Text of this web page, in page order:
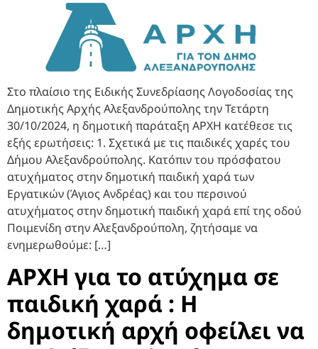
Στο πλαίσιο της Ειδικής Συνεδρίασης Λογοδοσίας της
Δημοτικής Αρχής Αλεξανδρούπολης την Τετάρτη
30/10/2024, η δημοτική παράταξη ΑΡΧΗ κατέθεσε τις
εξής ερωτήσεις: 1. Σχετικά με τις παιδικές χαρές του
Δήμου Αλεξανδρούπολης. Κατόπιν του πρόσφατου
ατυχήματος στην δημοτική παιδική χαρά των
Εργατικών (Άγιος Ανδρέας) και του περσινού
ατυχήματος στην δημοτική παιδική χαρά επί της οδού
Ποιμενίδη στην Αλεξανδρούπολη, ζητήσαμε να
ενημερωθούμε: […]
ΑΡΧΗ για το ατύχημα σε
παιδική χαρά : Η
δημοτική αρχή οφείλει να